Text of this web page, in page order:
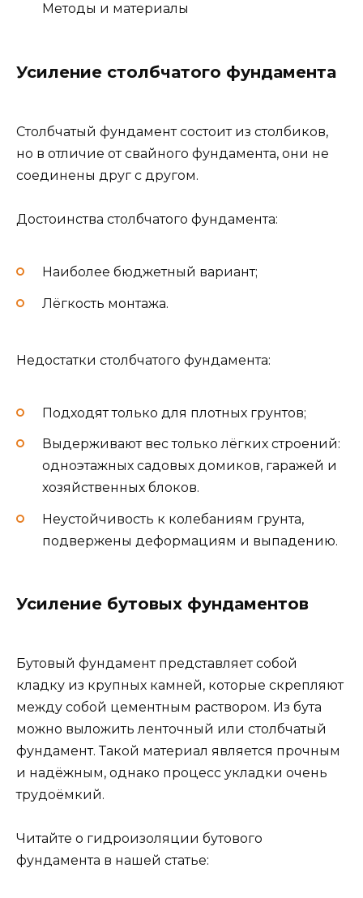
Методы и материалы
Усиление столбчатого фундамента
Столбчатый фундамент состоит из столбиков,
но в отличие от свайного фундамента, они не
соединены друг с другом.
Достоинства столбчатого фундамента:
Наиболее бюджетный вариант;
Лёгкость монтажа.
Недостатки столбчатого фундамента:
Подходят только для плотных грунтов;
Выдерживают вес только лёгких строений:
одноэтажных садовых домиков, гаражей и
хозяйственных блоков.
Неустойчивость к колебаниям грунта,
подвержены деформациям и выпадению.
Усиление бутовых фундаментов
Бутовый фундамент представляет собой
кладку из крупных камней, которые скрепляют
между собой цементным раствором. Из бута
можно выложить ленточный или столбчатый
фундамент. Такой материал является прочным
и надёжным, однако процесс укладки очень
трудоёмкий.
Читайте о гидроизоляции бутового
фундамента в нашей статье: